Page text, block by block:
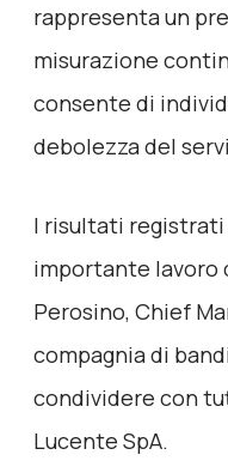
rappresenta un
misurazione
consente di
debolezza del
I risultati
importante lavoro
Perosino, Chief
compagnia di
condividere con
Lucente SpA.